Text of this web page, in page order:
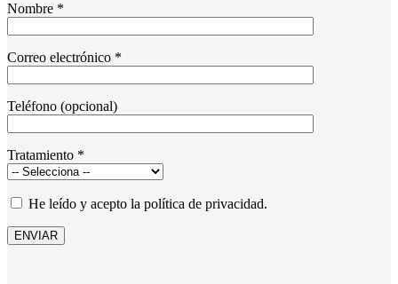
Nombre *
Correo electrónico *
Teléfono (opcional)
Tratamiento *
He leído y acepto la política de privacidad.